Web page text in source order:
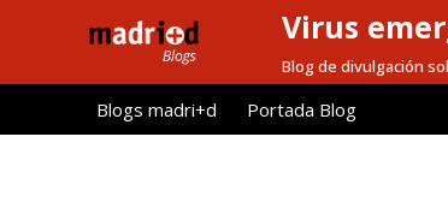
l
Virus
Blog de divulgación
Blogs madri+d Portada Blog